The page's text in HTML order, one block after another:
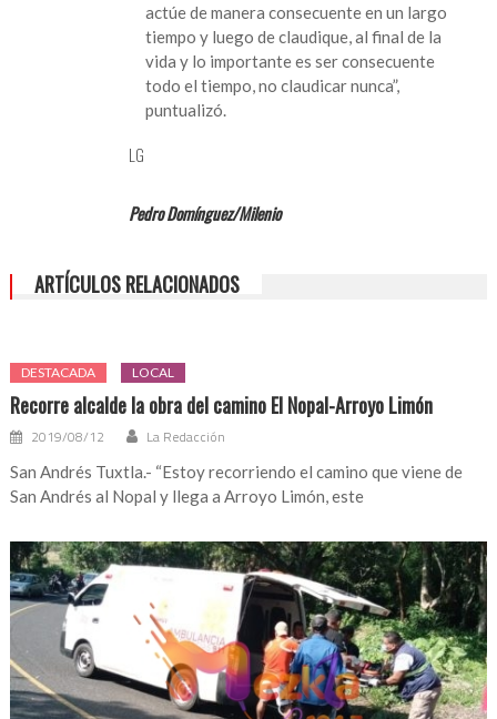
actúe de manera consecuente en un largo
tiempo y luego de claudique, al final de la
vida y lo importante es ser consecuente
todo el tiempo, no claudicar nunca”,
puntualizó.
LG
Pedro Domínguez/Milenio
ARTÍCULOS RELACIONADOS
DESTACADA LOCAL
Recorre alcalde la obra del camino El Nopal-Arroyo Limón
2019/08/12 La Redacción
San Andrés Tuxtla.- “Estoy recorriendo el camino que viene de
San Andrés al Nopal y llega a Arroyo Limón, este